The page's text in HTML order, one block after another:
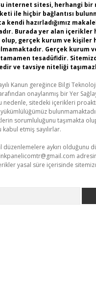
internet sitesi, herhangi bir
ile hiçbir bağlantısı
kendi hazırladığımız
Burada yer alan içerikler
gerçek kurum ve kişiler
Gerçek kurum
tesadüfidir.
ve tavsiye niteliği
Kanun gereğince Bilgi
onaylanmış bir Yer
nedenle, sitedeki içerikleri
sorumluluğunu taşımakta
etmiş sayılırlar.
düzenlemelere aykırı olduğunu
yasal süre içerisinde